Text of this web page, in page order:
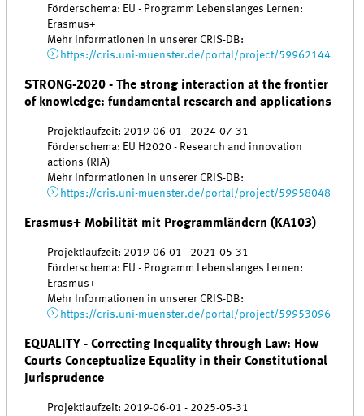
Förderschema: EU - Programm Lebenslanges Lernen:
Erasmus+
Mehr Informationen in unserer CRIS-DB:
https://cris.uni-muenster.de/portal/project/59962144
STRONG-2020 - The strong interaction at the frontier
of knowledge: fundamental research and applications
Projektlaufzeit: 2019-06-01 - 2024-07-31
Förderschema: EU H2020 - Research and innovation
actions (RIA)
Mehr Informationen in unserer CRIS-DB:
https://cris.uni-muenster.de/portal/project/59958048
Erasmus+ Mobilität mit Programmländern (KA103)
Projektlaufzeit: 2019-06-01 - 2021-05-31
Förderschema: EU - Programm Lebenslanges Lernen:
Erasmus+
Mehr Informationen in unserer CRIS-DB:
https://cris.uni-muenster.de/portal/project/59953096
EQUALITY - Correcting Inequality through Law: How
Courts Conceptualize Equality in their Constitutional
Jurisprudence
Projektlaufzeit: 2019-06-01 - 2025-05-31